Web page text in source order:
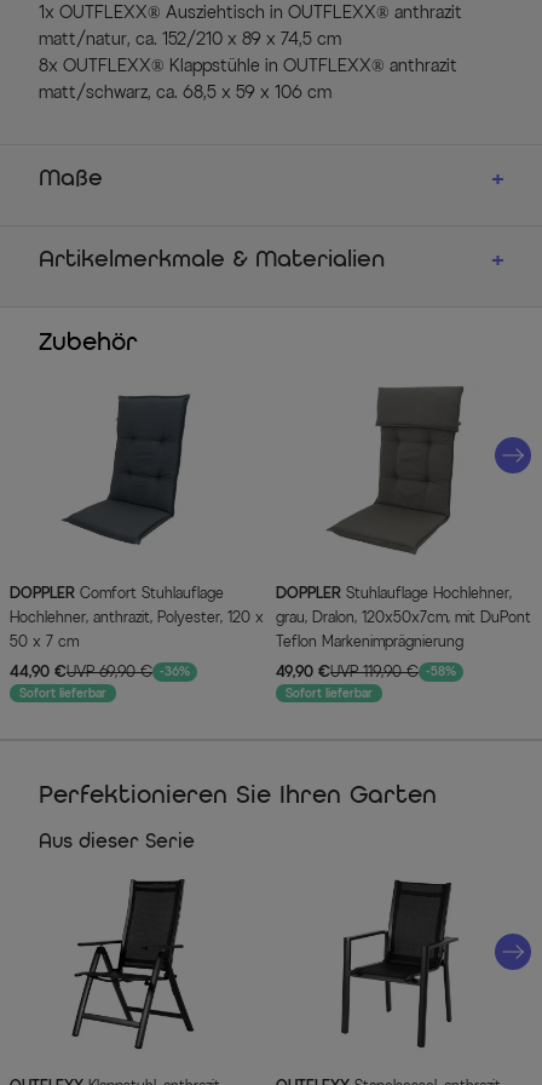
1x OUTFLEXX® Ausziehtisch in OUTFLEXX® anthrazit
matt/natur, ca. 152/210 x 89 x 74,5 cm
8x OUTFLEXX® Klappstühle in OUTFLEXX® anthrazit
matt/schwarz, ca. 68,5 x 59 x 106 cm
Maße
Artikelmerkmale & Materialien
Zubehör
DOPPLER
Hochlehner, anthrazit, Polyester, 120 x
50 x 7 cm
44,90 €UVP 69,90 € -36%
Sofort lieferbar
DOPPLER
grau, Dralon, 120x50x7cm, mit DuPont
Teflon Markenimprägnierung
49,90 €UVP 119,90 € -58%
Sofort lieferbar
Perfektionieren Sie Ihren Garten
Aus dieser Serie